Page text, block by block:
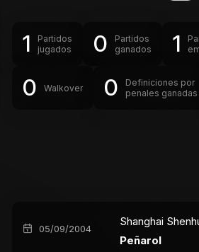
1
Partidos
jugados
0
Partidos
ganados
1
0 Walkover 0
Definiciones por
penales ganadas
05/09/2004
Shanghai
Peñarol